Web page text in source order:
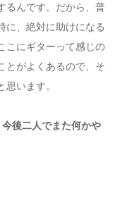
るんです。だから、普
に、絶対に助けになる
こにギターって感じの
とがよくあるので、そ
います。
後二人でまた何かや